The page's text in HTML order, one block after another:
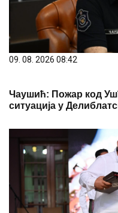
09. 08. 2026 08:42
Чаушић: Пожар код
ситуација у